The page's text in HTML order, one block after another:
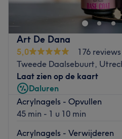
creëren de mooiste nagels
afgestemd op jouw wensen.
heerlijk kopje koffie of thee,
meeslepen door je favoriete
ons draait het om kwaliteit,
luxe – de perfecte plek om
leggen.”
Go to
Art De Dana
5,0
176 reviews
Tweede Daalsebuurt,
Laat zien op de kaart
Daluren
Acrylnagels - Opvullen
45 min - 1 u 10 min
Acrylnagels - Verwijderen